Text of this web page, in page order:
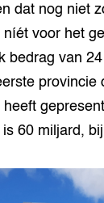
dat nog niet
voor het
bedrag van
provincie
heeft
60 miljard,